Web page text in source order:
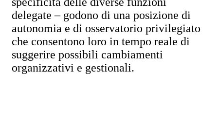
delegate – godono di una posizione di
autonomia e di osservatorio privilegiato
che consentono loro in tempo reale di
suggerire possibili cambiamenti
organizzativi e gestionali.